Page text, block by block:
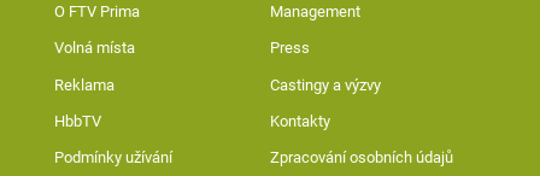
O FTV Prima Management
Volná místa Press
Reklama Castingy a výzvy
HbbTV Kontakty
Podmínky užívání Zpracování osobních údajů